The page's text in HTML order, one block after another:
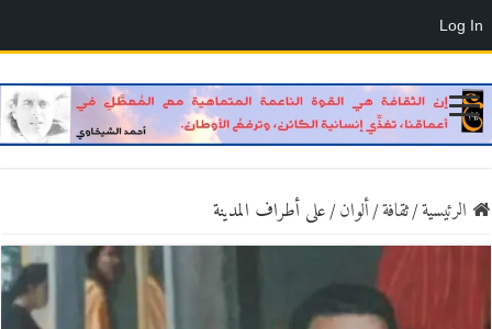
الرئيسية/ثقافة/ألوان/على أطراف المدينة
Log In